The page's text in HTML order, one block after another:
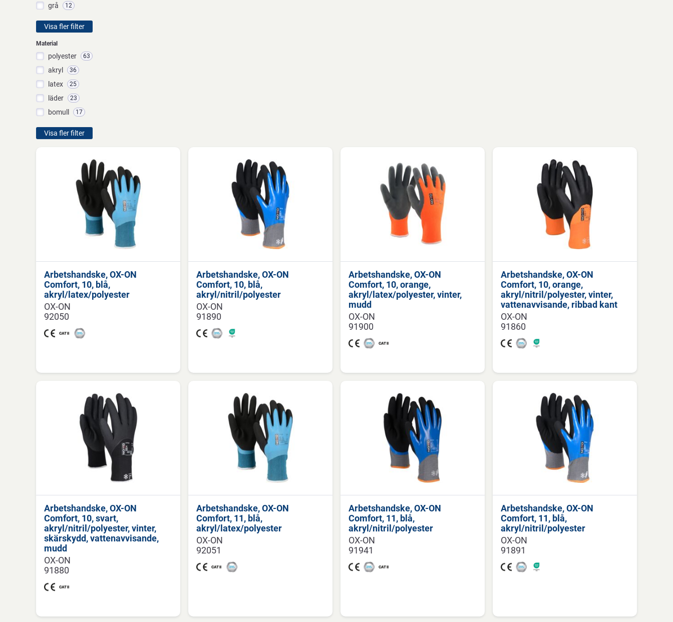
grå 12
Visa fler filter
Material
polyester 63
akryl 36
latex 25
läder 23
bomull 17
Visa fler filter
Arbetshandske, OX-ON
Comfort, 10, blå,
akryl/latex/polyester
OX-ON
92050
Arbetshandske, OX-ON
Comfort, 10, blå,
akryl/nitril/polyester
OX-ON
91890
Arbetshandske, OX-ON
Comfort, 10, orange,
akryl/latex/polyester, vinter,
mudd
OX-ON
91900
Arbetshandske, OX-ON
Comfort, 10, orange,
akryl/nitril/polyester, vinter,
vattenavvisande, ribbad kant
OX-ON
91860
Arbetshandske, OX-ON
Comfort, 10, svart,
akryl/nitril/polyester, vinter,
skärskydd, vattenavvisande,
mudd
OX-ON
91880
Arbetshandske, OX-ON
Comfort, 11, blå,
akryl/latex/polyester
OX-ON
92051
Arbetshandske, OX-ON
Comfort, 11, blå,
akryl/nitril/polyester
OX-ON
91941
Arbetshandske, OX-ON
Comfort, 11, blå,
akryl/nitril/polyester
OX-ON
91891